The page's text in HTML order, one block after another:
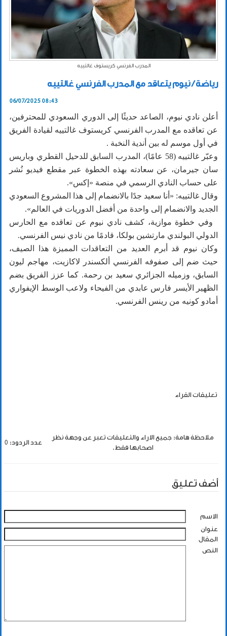
المدرب الفرنسي كريستوف غالتييه
رياضة / نيوم يتعاقد مع المدرب الفرنسي غالتييه
06/07/2025 08:43
أعلن نادي نيوم، الصاعد حديثًا إلى الدوري السعودي للمحترفين،
عن تعاقده مع المدرب الفرنسي كريستوف غالتييه لقيادة الفريق
في أول موسم له بين أندية النخبة .
وعبّر غالتييه (58 عامًا)، المدرب السابق للدحيل القطري وباريس
سان جيرمان، عن سعادته بهذه الخطوة عبر مقطع فيديو نُشر
على حساب النادي الرسمي في منصة «إكس».
وقال غالتييه: «أنا سعيد جدًا بالانضمام إلى هذا المشروع السعودي
الجديد والانضمام إلى واحدة من أفضل الدوريات في العالم».
وفي خطوة موازية، كشف نادي نيوم عن تعاقده مع الحارس
الدولي البولندي مارتشين بولكا، قادمًا من نادي نيس الفرنسي.
وكان نيوم قد أبرم العديد من التعاقدات المميزة هذا الصيف،
حيث ضم إلى صفوفه الفرنسي ألكسندر لاكازيت، مهاجم ليون
السابق، وزميله الجزائري سعيد بن رحمة. كما عزز الفريق بضم
الظهير الأيسر فارس عابدي من الفيحاء ولاعب الوسط الإيفواري
أمادو كونيه من رينس الفرنسي.
تعليقات القراء
ملاحظة هامة: جميع الاراء والتعليقات تعبر عن وجهة نظر
اصحابها فقط.
عدد الردود: 0
أضف تعليق
الاسم
عنوان
المقال
النص